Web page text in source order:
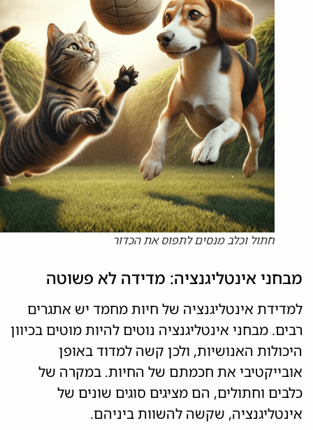
חתול וכלב מנסים לתפוס את הכדור
מבחני אינטליגנציה: מדידה לא פשוטה
למדידת אינטליגנציה של חיות מחמד יש אתגרים
רבים. מבחני אינטליגנציה נוטים להיות מוטים בכיוון
היכולות האנושיות, ולכן קשה למדוד באופן
אובייקטיבי את חכמתם של החיות. במקרה של
כלבים וחתולים, הם מציגים סוגים שונים של
אינטליגנציה, שקשה להשוות ביניהם.